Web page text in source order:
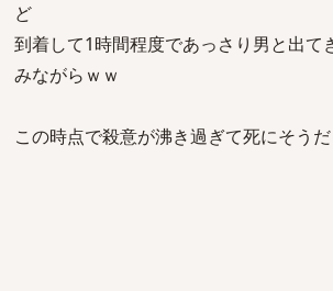
ど
到着して1時間程度であっさり男と出て
みながらｗｗ
この時点で殺意が沸き過ぎて死にそうだ